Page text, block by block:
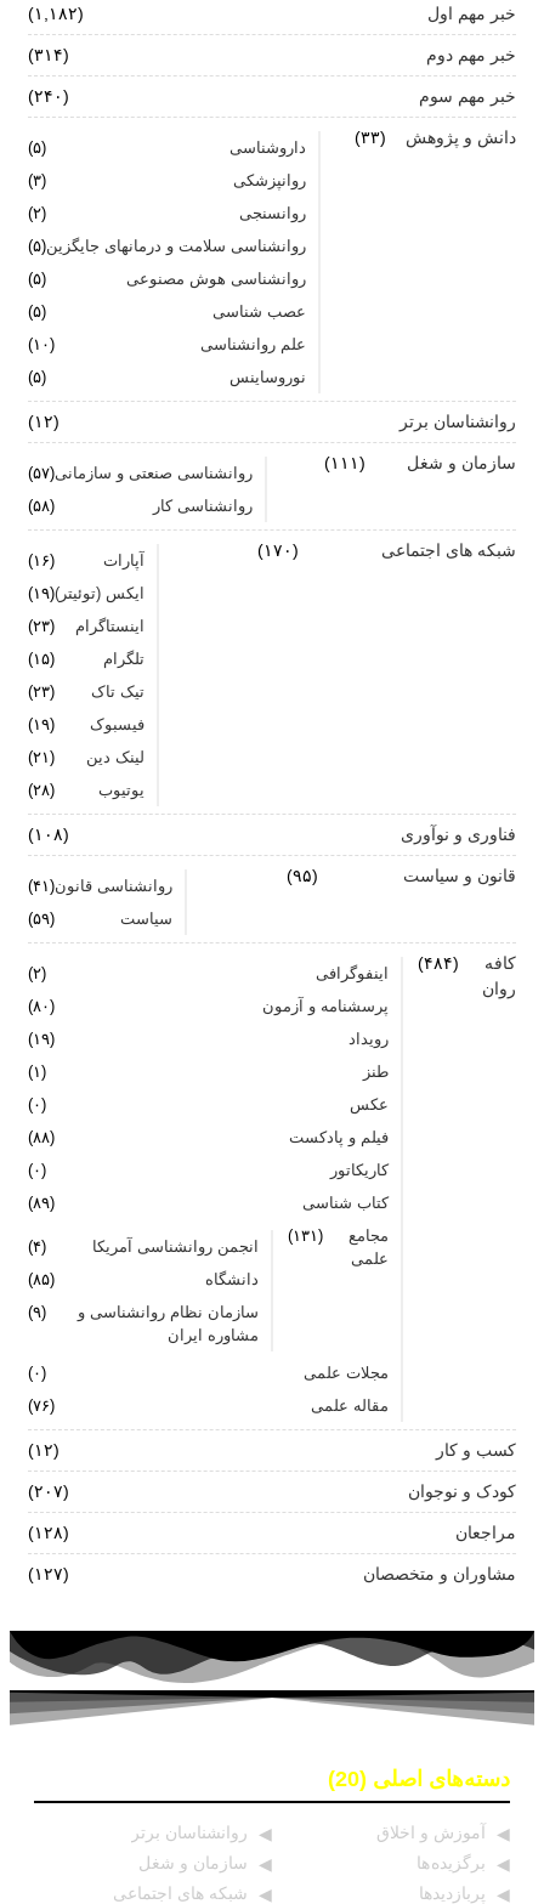
زنان: نقش کلیدی تاب آوری در شرایط بحران
آیا پرخوری و ریزه خواری ارتباطی با استرس دارد؟
اضطراب ناگهانی
جنگ اضطراب با مواد خوراکی
اضطراب را برای خود پر رنگ نکنید
برای بهبود سلامت روان لازم است روزانه از آن مراقبت
خبر مهم اول (۱,۱۸۲)
خبر مهم دوم (۳۱۴)
خبر مهم سوم (۲۴۰)
دانش و پژوهش (۳۳)
داروشناسی
(۵)
روانپزشکی
(۳)
روانسنجی
(۲)
روانشناسی سلامت و درمانهای جایگزین(۵)
روانشناسی هوش مصنوعی
(۵)
عصب شناسی
(۵)
علم روانشناسی
(۱۰)
نوروساینس
(۵)
روانشناسان برتر (۱۲)
سازمان و شغل (۱۱۱)
روانشناسی صنعتی و سازمانی(۵۷)
روانشناسی کار
(۵۸)
شبکه های اجتماعی (۱۷۰)
آپارات
(۱۶)
ایکس (توئیتر)(۱۹)
اینستاگرام
(۲۳)
تلگرام
(۱۵)
تیک تاک
(۲۳)
فیسبوک
(۱۹)
لینک دین
(۲۱)
یوتیوب
(۲۸)
فناوری و نوآوری (۱۰۸)
قانون و سیاست (۹۵)
روانشناسی قانون(۴۱)
سیاست
(۵۹)
کافه
روان
(۴۸۴)
اینفوگرافی
(۲)
پرسشنامه و آزمون
(۸۰)
رویداد
(۱۹)
طنز
(۱)
عکس
(۰)
فیلم و پادکست
(۸۸)
کاریکاتور
(۰)
کتاب شناسی
(۸۹)
مجامع
علمی
(۱۳۱)
انجمن روانشناسی آمریکا
(۴)
دانشگاه
(۸۵)
سازمان نظام روانشناسی و
مشاوره ایران
(۹)
مجلات علمی
(۰)
مقاله علمی
(۷۶)
کسب و کار (۱۲)
کودک و نوجوان (۲۰۷)
مراجعان (۱۲۸)
مشاوران و متخصصان (۱۲۷)
دسته‌های اصلی (20)
آموزش و اخلاق
برگزیده ها
پربازدیدها
روانشناسان برتر
سازمان و شغل
شبکه های اجتماعی